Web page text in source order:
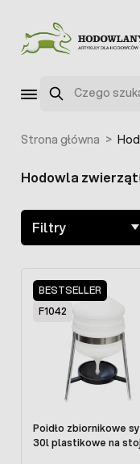
Szukaj
Strona główna >
Skip to product list
Hodowla zwierząt
Filtry
BESTSELLER
F1042
Poidło zbiornikowe
30l plastikowe na